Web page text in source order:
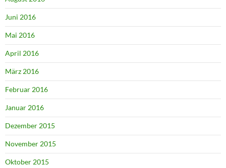
Juni 2016
Mai 2016
April 2016
März 2016
Februar 2016
Januar 2016
Dezember 2015
November 2015
Oktober 2015